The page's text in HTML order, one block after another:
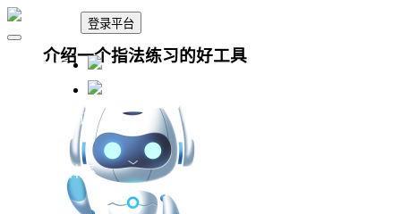
🏠 首页
🗓 政策资讯
📚 课程体系
登录平台
介绍一个指法练习的好工具